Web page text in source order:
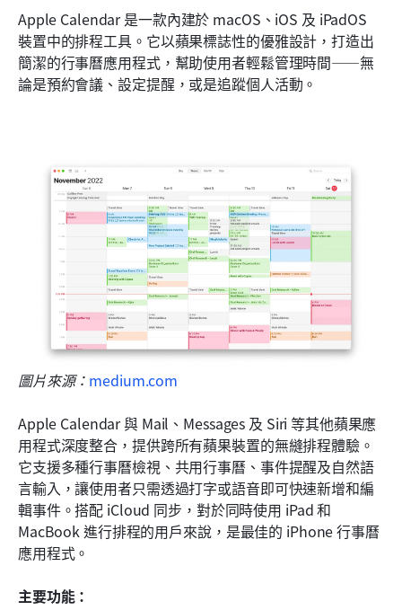
Apple Calendar 是一款內建於 macOS、iOS 及 iPadOS
裝置中的排程工具。它以蘋果標誌性的優雅設計，打造出
簡潔的行事曆應用程式，幫助使用者輕鬆管理時間——無
論是預約會議、設定提醒，或是追蹤個人活動。
圖片來源： medium.com
Apple Calendar 與 Mail、Messages 及 Siri 等其他蘋果應
用程式深度整合，提供跨所有蘋果裝置的無縫排程體驗。
它支援多種行事曆檢視、共用行事曆、事件提醒及自然語
言輸入，讓使用者只需透過打字或語音即可快速新增和編
輯事件。搭配 iCloud 同步，對於同時使用 iPad 和
MacBook 進行排程的用戶來說，是最佳的 iPhone 行事曆
應用程式。
主要功能：